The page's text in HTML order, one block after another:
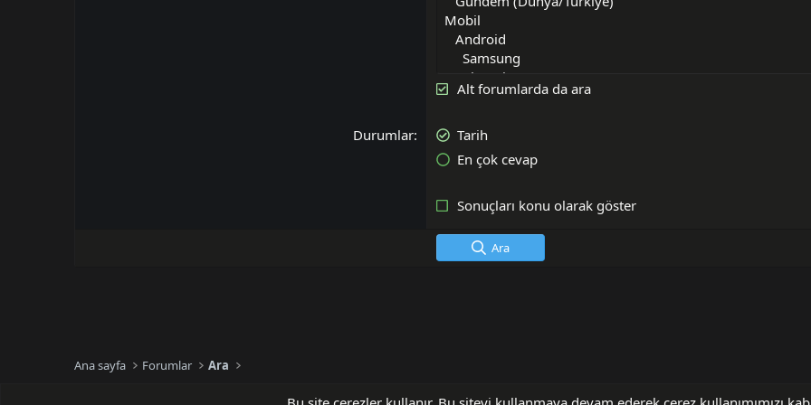
Alt forumlarda da ara
Durumlar
Tarih
En çok cevap
Sonuçları konu olarak göster
Ara
Ana sayfa Forumlar Ara